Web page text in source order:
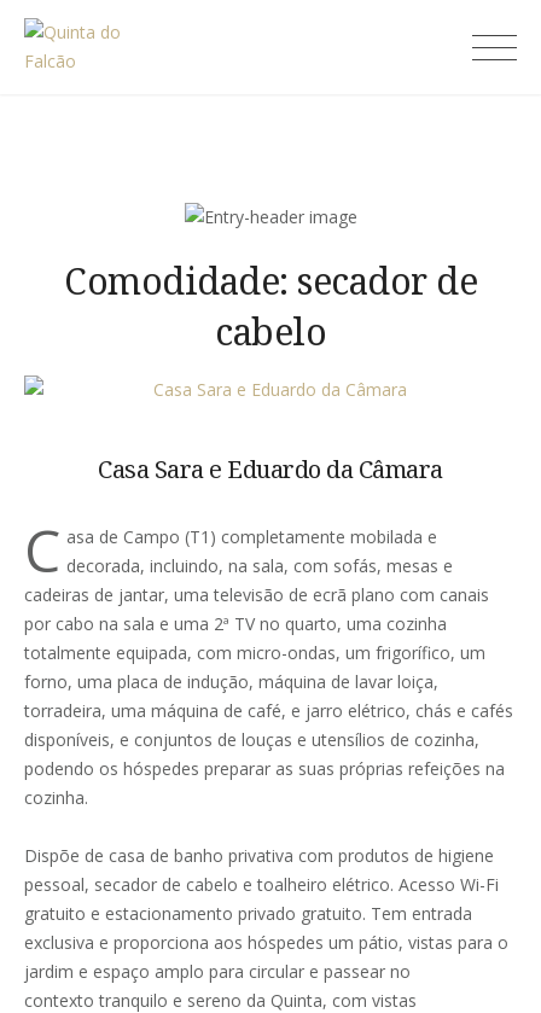
Skip
content
Comodidade: secador de
cabelo
Casa Sara e Eduardo da Câmara
C asa de Campo (T1) completamente mobilada e
decorada, incluindo, na sala, com sofás, mesas e
cadeiras de jantar, uma televisão de ecrã plano com canais
por cabo na sala e uma 2ª TV no quarto, uma cozinha
totalmente equipada, com micro-ondas, um frigorífico, um
forno, uma placa de indução, máquina de lavar loiça,
torradeira, uma máquina de café, e jarro elétrico, chás e cafés
disponíveis, e conjuntos de louças e utensílios de cozinha,
podendo os hóspedes preparar as suas próprias refeições na
cozinha.
Dispõe de casa de banho privativa com produtos de higiene
pessoal, secador de cabelo e toalheiro elétrico. Acesso Wi-Fi
gratuito e estacionamento privado gratuito. Tem entrada
exclusiva e proporciona aos hóspedes um pátio, vistas para o
jardim e espaço amplo para circular e passear no
contexto tranquilo e sereno da Quinta, com vistas